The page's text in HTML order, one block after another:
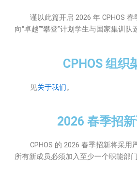
谨以此篇开启 2026 年 CPHOS 春
向“卓越”“攀登”计划学生与国家集训队
CPHOS 组织
见关于我们。
2026 春季招
CPHOS 的 2026 春季招新将采用严
所有新成员必须加入至少一个职能部门